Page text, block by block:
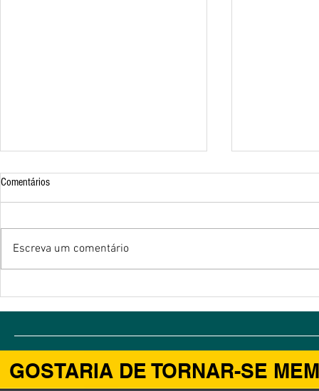
Comentários
Escreva um comentário
GOSTARIA DE TORNAR-SE